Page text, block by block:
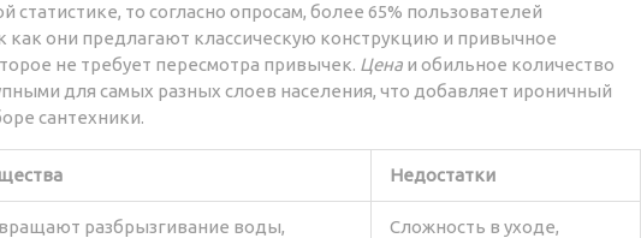
статистике, то согласно опросам, более 65% пользователей
как они предлагают классическую конструкцию и привычное
не требует пересмотра привычек. Цена и обильное количество
для самых разных слоев населения, что добавляет ироничный
сантехники.
Недостатки
разбрызгивание воды,
Сложность в уходе,